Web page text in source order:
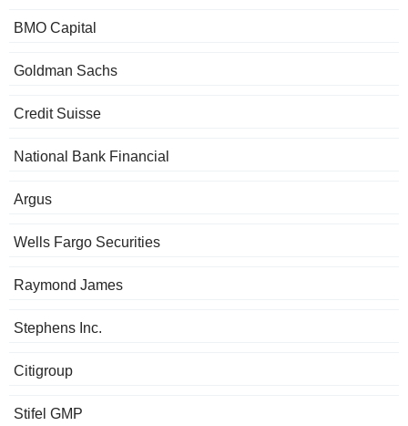
BMO Capital
Goldman Sachs
Credit Suisse
National Bank Financial
Argus
Wells Fargo Securities
Raymond James
Stephens Inc.
Citigroup
Stifel GMP